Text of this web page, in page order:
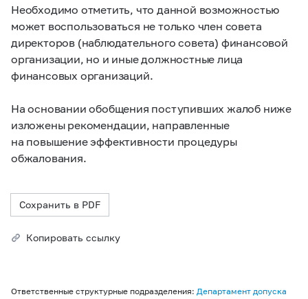
Необходимо отметить, что данной возможностью
может воспользоваться не только член совета
директоров (наблюдательного совета) финансовой
организации, но и иные должностные лица
финансовых организаций.
На основании обобщения поступивших жалоб ниже
изложены рекомендации, направленные
на повышение эффективности процедуры
обжалования.
Сохранить в PDF
Копировать ссылку
Ответственные структурные подразделения: Департамент допуска